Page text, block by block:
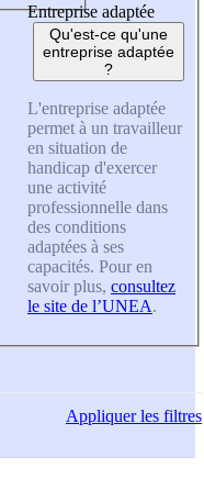
Entreprise adaptée
Qu'est-ce qu'une
entreprise adaptée
?
L'entreprise adaptée
permet à un travailleur
en situation de
handicap d'exercer
une activité
professionnelle dans
des conditions
adaptées à ses
capacités. Pour en
savoir plus, consultez
le site de l’UNEA.
Appliquerles filtres